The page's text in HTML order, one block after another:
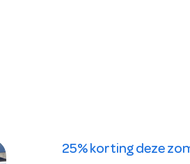
25% korting deze